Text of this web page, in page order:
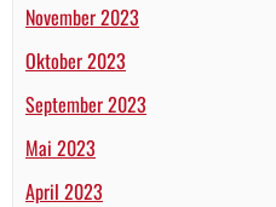
November 2023
Oktober 2023
September 2023
Mai 2023
April 2023